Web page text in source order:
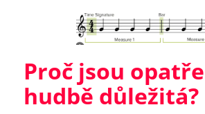
Proč jsou
hudbě důležitá?